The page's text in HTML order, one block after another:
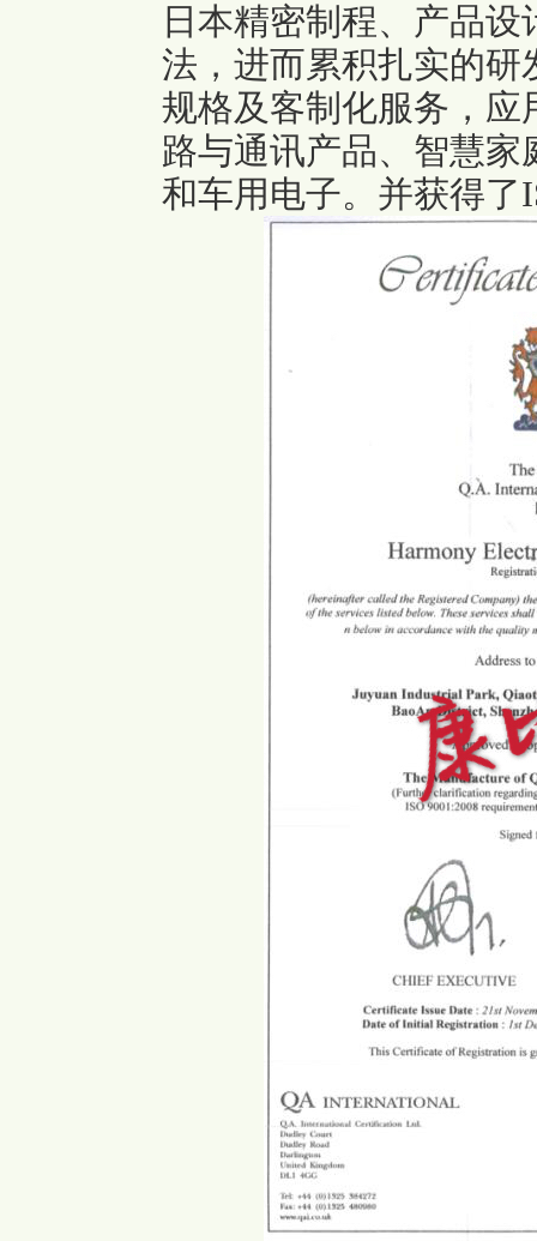
日本精密制程、产品
法，进而累积扎实的
规格及客制化服务，
路与通讯产品、智慧
和车用电子。并获得了